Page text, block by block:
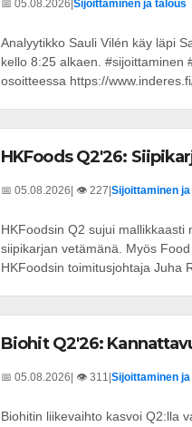
📅 05.08.2026 Sijoittaminen ja talous
Analyytikko Sauli Vilén käy läpi
kello 8:25 alkaen. #sijoittaminen
osoitteessa https://
HKFoods Q2'26:
📅 05.08.2026 | 👁️ 227 Sijoittaminen
HKFoodsin Q2 sujui
siipikarjan vetämänä. Myös
HKFoodsin toimitusjohtaja Juha
Biohit Q2'26:
📅 05.08.2026 | 👁️ 311 Sijoittaminen
Biohitin liikevaihto kasvoi Q2:lla